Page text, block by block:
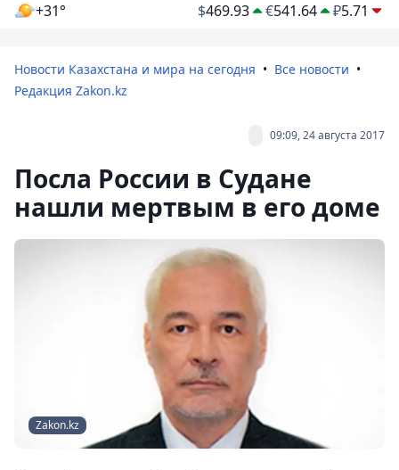
+31° $469.93 €541.64 ₽5.71
Новости Казахстана и мира на сегодня
Все новости
Редакция Zakon.kz
09:09, 24 августа 2017
Посла России в Судане
нашли мертвым в его доме
Zakon.kz